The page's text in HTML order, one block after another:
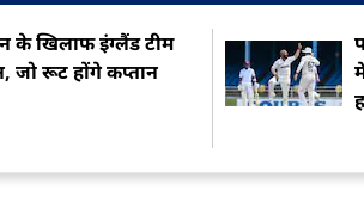
के खिलाफ इंग्लैंड टीम
जो रूट होंगे कप्तान